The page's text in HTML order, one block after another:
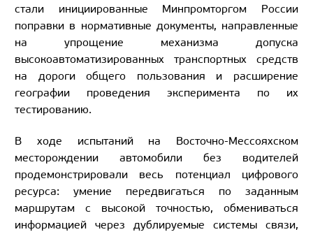
стали инициированные Минпромторгом России
поправки в нормативные документы, направленные
на упрощение механизма допуска
высокоавтоматизированных транспортных средств
на дороги общего пользования и расширение
географии проведения эксперимента по их
тестированию.
В ходе испытаний на Восточно-Мессояхском
месторождении автомобили без водителей
продемонстрировали весь потенциал цифрового
ресурса: умение передвигаться по заданным
маршрутам с высокой точностью, обмениваться
информацией через дублируемые системы связи,